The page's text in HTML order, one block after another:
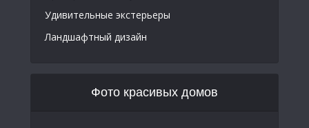
Удивительные экстерьеры
Ландшафтный дизайн
Фото красивых домов